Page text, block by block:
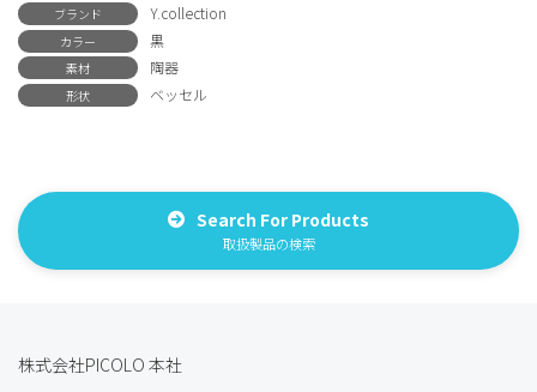
ブランド Y.collection
カラー 黒
素材 陶器
形状 ベッセル
Search For Products
取扱製品の検索
株式会社PICOLO 本社